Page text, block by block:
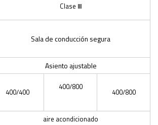
Clase Ⅲ
Sala de conducción segura
Asiento ajustable
400/400
400/800
400/800
aire acondicionado